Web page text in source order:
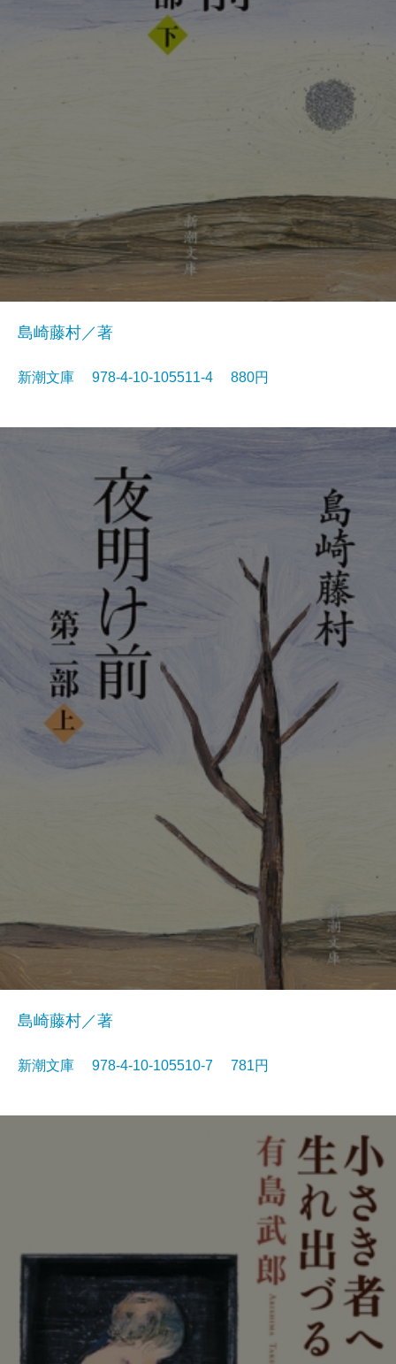
島崎藤村／著
新潮文庫 978-4-10-105511-4 880円
島崎藤村／著
新潮文庫 978-4-10-105510-7 781円